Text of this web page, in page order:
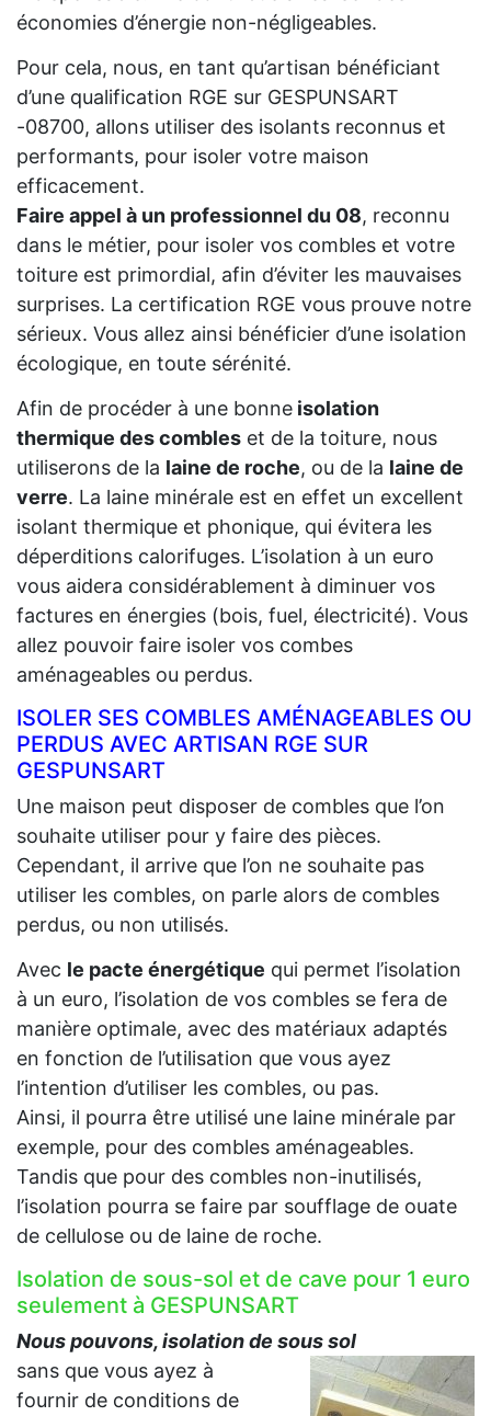
économies d’énergie non-négligeables.
Pour cela, nous, en tant qu’artisan bénéficiant
d’une qualification RGE sur GESPUNSART
-08700, allons utiliser des isolants reconnus et
performants, pour isoler votre maison
efficacement.
Faire appel à un professionnel du 08, reconnu
dans le métier, pour isoler vos combles et votre
toiture est primordial, afin d’éviter les mauvaises
surprises. La certification RGE vous prouve notre
sérieux. Vous allez ainsi bénéficier d’une isolation
écologique, en toute sérénité.
Afin de procéder à une bonne isolation
thermique des combles et de la toiture, nous
utiliserons de la laine de roche, ou de la laine de
verre. La laine minérale est en effet un excellent
isolant thermique et phonique, qui évitera les
déperditions calorifuges. L’isolation à un euro
vous aidera considérablement à diminuer vos
factures en énergies (bois, fuel, électricité). Vous
allez pouvoir faire isoler vos combes
aménageables ou perdus.
ISOLER SES COMBLES AMÉNAGEABLES OU
PERDUS AVEC ARTISAN RGE SUR
GESPUNSART
Une maison peut disposer de combles que l’on
souhaite utiliser pour y faire des pièces.
Cependant, il arrive que l’on ne souhaite pas
utiliser les combles, on parle alors de combles
perdus, ou non utilisés.
Avec le pacte énergétique qui permet l’isolation
à un euro, l’isolation de vos combles se fera de
manière optimale, avec des matériaux adaptés
en fonction de l’utilisation que vous ayez
l’intention d’utiliser les combles, ou pas.
Ainsi, il pourra être utilisé une laine minérale par
exemple, pour des combles aménageables.
Tandis que pour des combles non-inutilisés,
l’isolation pourra se faire par soufflage de ouate
de cellulose ou de laine de roche.
Isolation de sous-sol et de cave pour 1 euro
seulement à GESPUNSART
Nous pouvons, isolation de sous sol
sans que vous ayez à
fournir de conditions de